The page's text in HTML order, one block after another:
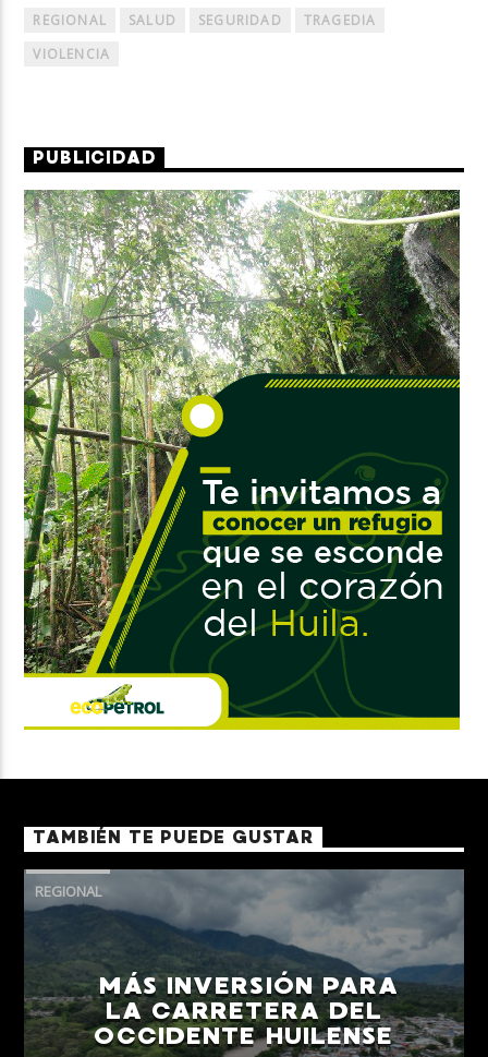
REGIONAL SALUD SEGURIDAD
TRAGEDIA
VIOLENCIA
PUBLICIDAD
TAMBIÉN TE PUEDE GUSTAR
REGIONAL
MÁS INVERSIÓN PARA
LA CARRETERA DEL
OCCIDENTE HUILENSE